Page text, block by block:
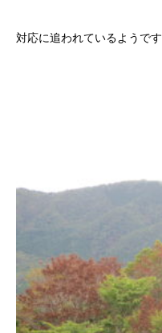
対応に追われているようです